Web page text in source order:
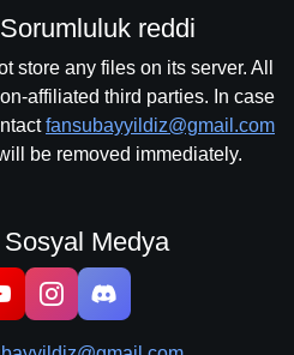
reddi
store any files on its server. All
affiliated third parties. In case
fansubayyildiz@gmail.com
be removed immediately.
Medya